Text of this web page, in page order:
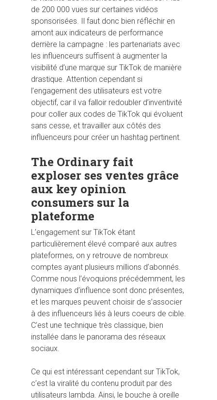
de 200 000 vues sur certaines vidéos
sponsorisées. Il faut donc bien réfléchir en
amont aux indicateurs de performance
derrière la campagne : les partenariats avec
les influenceurs suffisent à augmenter la
visibilité d’une marque sur TikTok de manière
drastique. Attention cependant si
l’engagement des utilisateurs est votre
objectif, car il va falloir redoubler d’inventivité
pour coller aux codes de TikTok qui évoluent
sans cesse, et travailler aux côtés des
influenceurs pour créer un hashtag pertinent.
The Ordinary fait
exploser ses ventes grâce
aux key opinion
consumers sur la
plateforme
L’engagement sur TikTok étant
particulièrement élevé comparé aux autres
plateformes, on y retrouve de nombreux
comptes ayant plusieurs millions d’abonnés.
Comme nous l’évoquions précédemment, les
dynamiques d’influence sont donc présentes,
et les marques peuvent choisir de s’associer
à des influenceurs liés à leurs coeurs de cible.
C’est une technique très classique, bien
installée dans le panorama des réseaux
sociaux.
Ce qui est intéressant cependant sur TikTok,
c’est la viralité du contenu produit par des
utilisateurs lambda. Ainsi, le bouche à oreille